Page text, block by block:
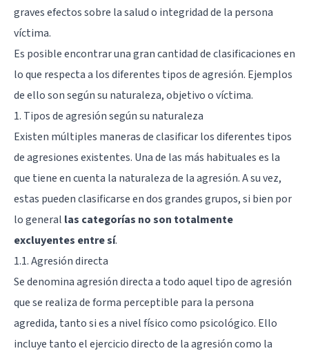
graves efectos sobre la salud o integridad de la persona
víctima.
Es posible encontrar una gran cantidad de clasificaciones en
lo que respecta a los diferentes tipos de agresión. Ejemplos
de ello son según su naturaleza, objetivo o víctima.
1. Tipos de agresión según su naturaleza
Existen múltiples maneras de clasificar los diferentes tipos
de agresiones existentes. Una de las más habituales es la
que tiene en cuenta la naturaleza de la agresión. A su vez,
estas pueden clasificarse en dos grandes grupos, si bien por
lo general las categorías no son totalmente
excluyentes entre sí.
1.1. Agresión directa
Se denomina agresión directa a todo aquel tipo de agresión
que se realiza de forma perceptible para la persona
agredida, tanto si es a nivel físico como psicológico. Ello
incluye tanto el ejercicio directo de la agresión como la